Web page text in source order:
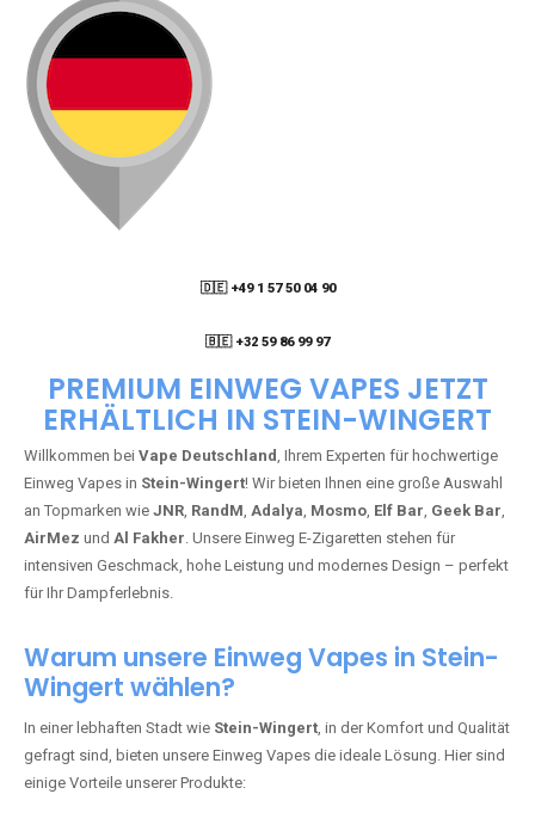
🇩🇪 +49 1 57 50 04 90
🇧🇪 +32 59 86 99 97
PREMIUM EINWEG VAPES JETZT
ERHÄLTLICH IN STEIN-WINGERT
Willkommen bei Vape Deutschland, Ihrem Experten für hochwertige
Einweg Vapes in Stein-Wingert! Wir bieten Ihnen eine große Auswahl
an Topmarken wie JNR, RandM, Adalya, Mosmo, Elf Bar, Geek Bar,
AirMez und Al Fakher. Unsere Einweg E-Zigaretten stehen für
intensiven Geschmack, hohe Leistung und modernes Design – perfekt
für Ihr Dampferlebnis.
Warum unsere Einweg Vapes in Stein-
Wingert wählen?
In einer lebhaften Stadt wie Stein-Wingert, in der Komfort und Qualität
gefragt sind, bieten unsere Einweg Vapes die ideale Lösung. Hier sind
einige Vorteile unserer Produkte: